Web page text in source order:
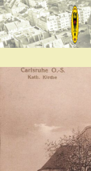
Przejdź
do
treści